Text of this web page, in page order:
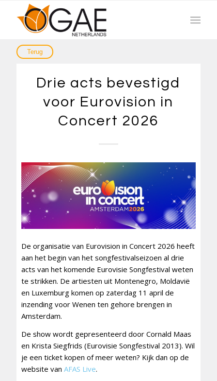
Drie acts bevestigd
voor Eurovision in
Concert 2026
De organisatie van Eurovision in Concert 2026 heeft
aan het begin van het songfestivalseizoen al drie
acts van het komende Eurovisie Songfestival weten
te strikken. De artiesten uit Montenegro, Moldavië
en Luxemburg komen op zaterdag 11 april de
inzending voor Wenen ten gehore brengen in
Amsterdam.
De show wordt gepresenteerd door Cornald Maas
en Krista Siegfrids (Eurovisie Songfestival 2013). Wil
je een ticket kopen of meer weten? Kijk dan op de
website van AFAS Live.